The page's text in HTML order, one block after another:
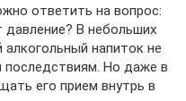
ответить на вопрос:
В небольших
напиток не
Но даже в
его прием внутрь в